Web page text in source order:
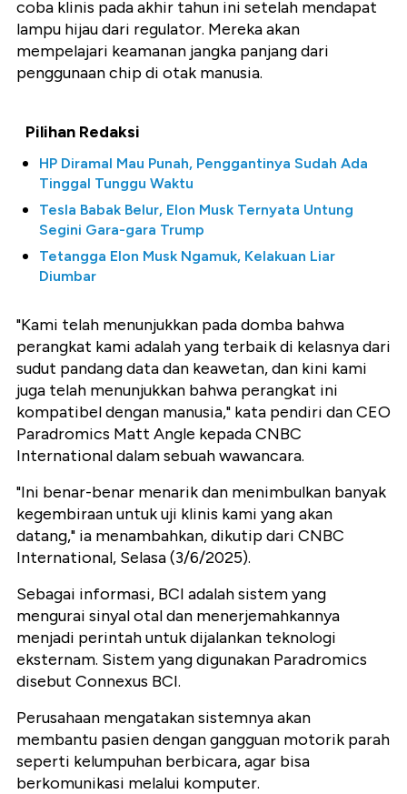
coba klinis pada akhir tahun ini setelah mendapat
lampu hijau dari regulator. Mereka akan
mempelajari keamanan jangka panjang dari
penggunaan chip di otak manusia.
Pilihan Redaksi
HP Diramal Mau Punah, Penggantinya Sudah Ada
Tinggal Tunggu Waktu
Tesla Babak Belur, Elon Musk Ternyata Untung
Segini Gara-gara Trump
Tetangga Elon Musk Ngamuk, Kelakuan Liar
Diumbar
"Kami telah menunjukkan pada domba bahwa
perangkat kami adalah yang terbaik di kelasnya dari
sudut pandang data dan keawetan, dan kini kami
juga telah menunjukkan bahwa perangkat ini
kompatibel dengan manusia," kata pendiri dan CEO
Paradromics Matt Angle kepada CNBC
International dalam sebuah wawancara.
"Ini benar-benar menarik dan menimbulkan banyak
kegembiraan untuk uji klinis kami yang akan
datang," ia menambahkan, dikutip dari CNBC
International, Selasa (3/6/2025).
Sebagai informasi, BCI adalah sistem yang
mengurai sinyal otal dan menerjemahkannya
menjadi perintah untuk dijalankan teknologi
eksternam. Sistem yang digunakan Paradromics
disebut Connexus BCI.
Perusahaan mengatakan sistemnya akan
membantu pasien dengan gangguan motorik parah
seperti kelumpuhan berbicara, agar bisa
berkomunikasi melalui komputer.